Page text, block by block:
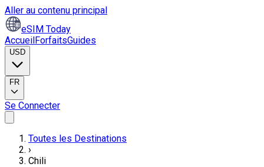
Aller au contenu principal
eSIM Today
AccueilForfaitsGuides
USD
FR
Se Connecter
Toutes les Destinations
›
Chili